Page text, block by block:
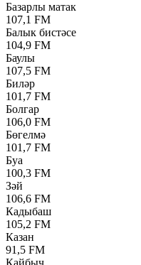
Базарлы матак
107,1 FM
Балык бистәсе
104,9 FM
Баулы
107,5 FM
Биләр
101,7 FM
Болгар
106,0 FM
Бөгелмә
101,7 FM
Буа
100,3 FM
Зәй
106,6 FM
Кадыбаш
105,2 FM
Казан
91,5 FM
Кайбыч